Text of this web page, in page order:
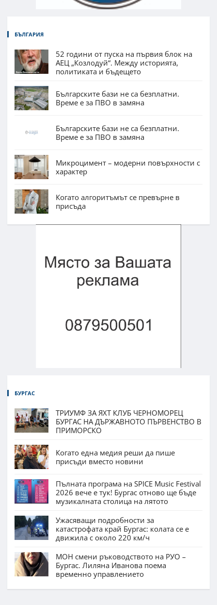
БЪЛГАРИЯ
52 години от пуска на първия блок на
АЕЦ „Козлодуй“. Между историята,
политиката и бъдещето
Българските бази не са безплатни.
Време е за ПВО в замяна
Българските бази не са безплатни.
Време е за ПВО в замяна
Микроцимент – модерни повърхности с
характер
Когато алгоритъмът се превърне в
присъда
БУРГАС
ТРИУМФ ЗА ЯХТ КЛУБ ЧЕРНОМОРЕЦ
БУРГАС НА ДЪРЖАВНОТО ПЪРВЕНСТВО В
ПРИМОРСКО
Когато една медия реши да пише
присъди вместо новини
Пълната програма на SPICE Music Festival
2026 вече е тук! Бургас отново ще бъде
музикалната столица на лятото
Ужасяващи подробности за
катастрофата край Бургас: колата се е
движила с около 220 км/ч
МОН смени ръководството на РУО –
Бургас. Лиляна Иванова поема
временно управлението